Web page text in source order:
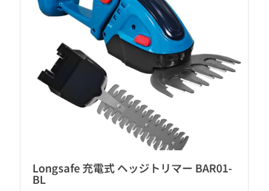
Longsafe 充電式 ヘッジトリマー BAR01-
BL